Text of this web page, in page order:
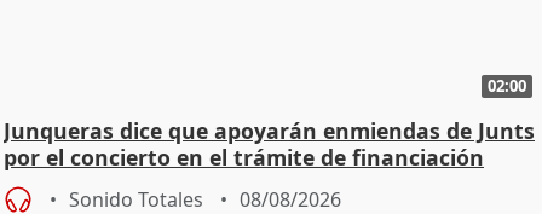
02:00
Junqueras dice que apoyarán enmiendas de Junts
por el concierto en el trámite de financiación
Sonido Totales 08/08/2026